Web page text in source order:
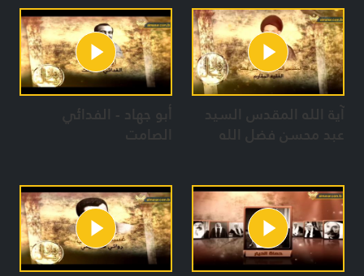
آية الله المقدس السيد
عبد محسن فضل الله
أبو جهاد - الفدائي
الصامت